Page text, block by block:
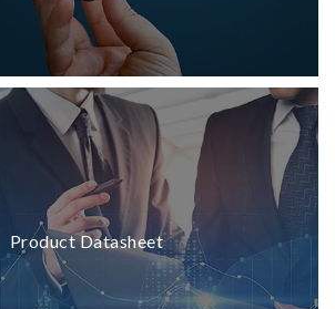
Product Datasheet